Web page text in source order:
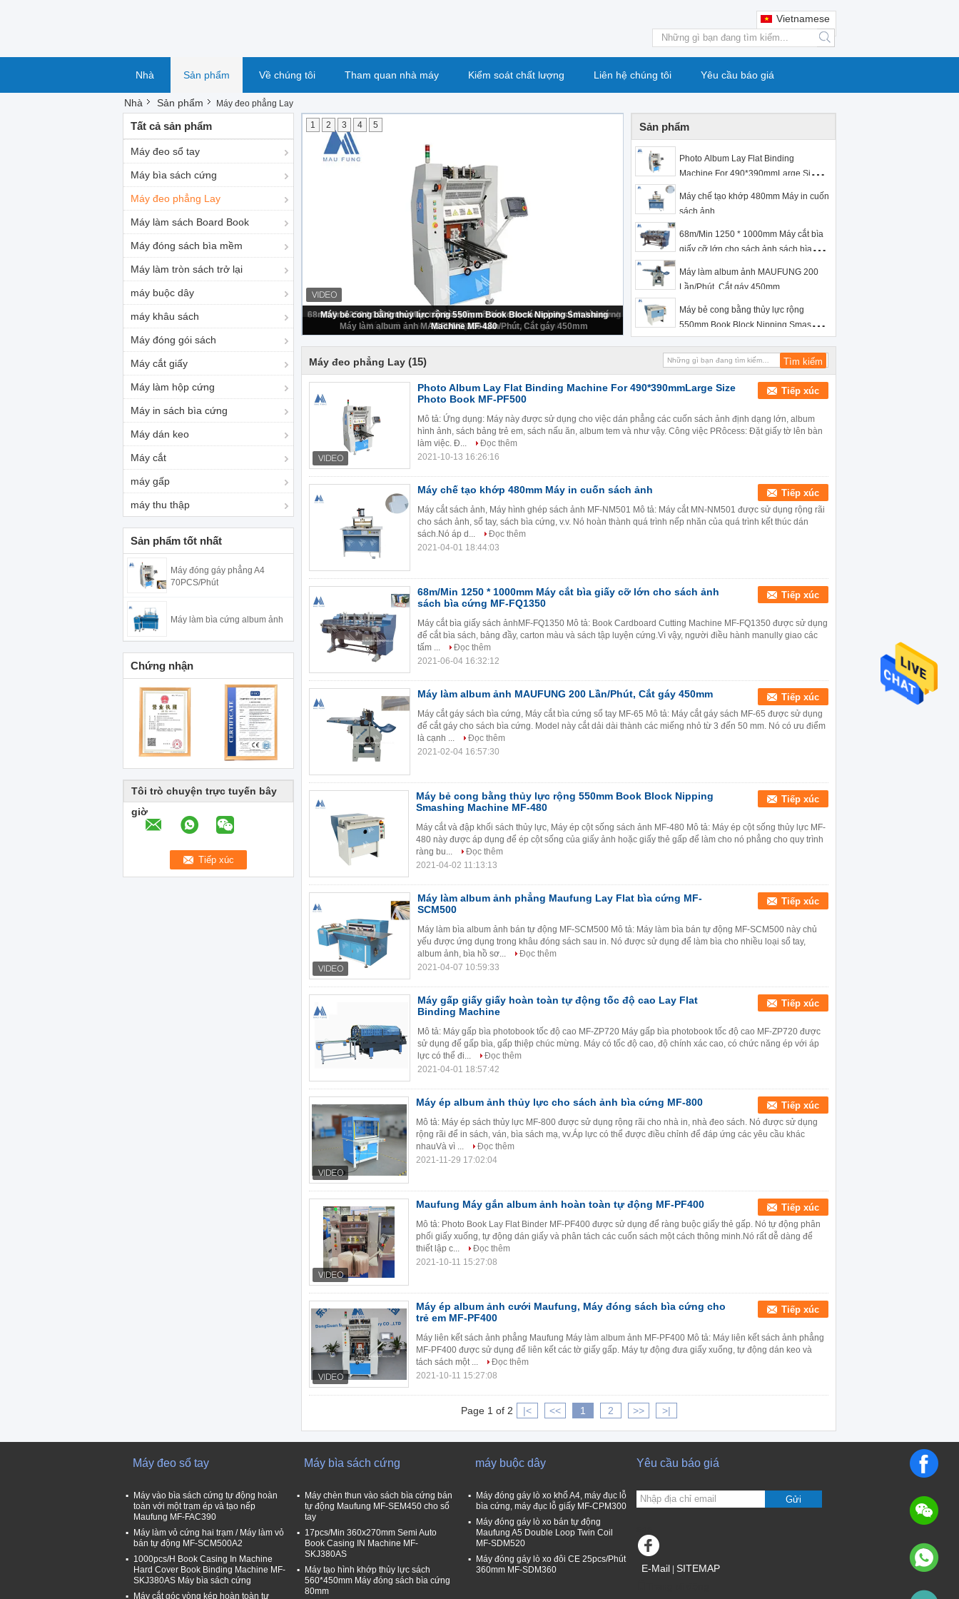
Vietnamese
search
Nhà Sản phẩm Về chúng tôi Tham quan nhà máy Kiểm soát chất lượng Liên hệ chúng tôi Yêu cầu báo giá
Nhà Sản phẩm Máy đeo phẳng Lay
Tất cả sản phẩm
Máy đeo sổ tay
Máy bìa sách cứng
Máy đeo phẳng Lay
Máy làm sách Board Book
Máy đóng sách bìa mềm
Máy làm tròn sách trở lại
máy buộc dây
máy khâu sách
Máy đóng gói sách
Máy cắt giấy
Máy làm hộp cứng
Máy in sách bìa cứng
Máy dán keo
Máy cắt
máy gấp
máy thu thập
Sản phẩm tốt nhất
Máy đóng gáy phẳng A4
70PCS/Phút
Máy làm bìa cứng album ảnh
Chứng nhận
Tôi trò chuyện trực tuyến bây
giờ
Photo Album Lay Flat Binding Machine For 490*390mmLarge Size Photo Book
MF-PF500
1 2 3 4 5 Sản phẩm
Photo Album Lay Flat Binding
Machine For 490*390mmLarge Size
Máy chế tạo khớp 480mm Máy in cuốn
sách ảnh
68m/Min 1250 * 1000mm Máy cắt bìa
giấy cỡ lớn cho sách ảnh sách bìa
Máy làm album ảnh MAUFUNG 200
Lần/Phút, Cắt gáy 450mm
Máy bẻ cong bằng thủy lực rộng
550mm Book Block Nipping Smashing
Machine MF-480
Máy đeo phẳng Lay (15)
Photo Album Lay Flat Binding Machine For 490*390mmLarge Size
Photo Book MF-PF500
Tiếp xúc
Mô tả: Ứng dụng: Máy này được sử dụng cho việc dán phẳng các cuốn sách ảnh định dạng lớn, album
hình ảnh, sách bảng trẻ em, sách nấu ăn, album tem và như vậy. Công việc PRôcess: Đặt giấy tờ lên bàn
làm việc. Đ...
Đọc thêm
2021-10-13 16:26:16
Máy chế tạo khớp 480mm Máy in cuốn sách ảnh Tiếp xúc
Máy cắt sách ảnh, Máy hình ghép sách ảnh MF-NM501 Mô tả: Máy cắt MN-NM501 được sử dụng rộng rãi
cho sách ảnh, sổ tay, sách bìa cứng, v.v. Nó hoàn thành quá trình nếp nhăn của quá trình kết thúc dán
sách.Nó áp d...
Đọc thêm
2021-04-01 18:44:03
68m/Min 1250 * 1000mm Máy cắt bìa giấy cỡ lớn cho sách ảnh
sách bìa cứng MF-FQ1350
Tiếp xúc
Máy cắt bìa giấy sách ảnhMF-FQ1350 Mô tả: Book Cardboard Cutting Machine MF-FQ1350 được sử dụng
để cắt bìa sách, bảng đầy, carton màu và sách tập luyện cứng.Vì vậy, người điều hành manully giao các
tấm ...
Đọc thêm
2021-06-04 16:32:12
Máy làm album ảnh MAUFUNG 200 Lần/Phút, Cắt gáy 450mm Tiếp xúc
Máy cắt gáy sách bìa cứng, Máy cắt bìa cứng sổ tay MF-65 Mô tả: Máy cắt gáy sách MF-65 được sử dụng
để cắt gáy cho sách bìa cứng. Model này cắt dải dài thành các miếng nhỏ từ 3 đến 50 mm. Nó có ưu điểm
là cạnh ...
Đọc thêm
2021-02-04 16:57:30
Máy bẻ cong bằng thủy lực rộng 550mm Book Block Nipping
Smashing Machine MF-480
Tiếp xúc
Máy cắt và đập khối sách thủy lực, Máy ép cột sống sách ảnh MF-480 Mô tả: Máy ép cột sống thủy lực MF-
480 này được áp dụng để ép cột sống của giấy ảnh hoặc giấy thẻ gấp để làm cho nó phẳng cho quy trình
ràng bu...
Đọc thêm
2021-04-02 11:13:13
Máy làm album ảnh phẳng Maufung Lay Flat bìa cứng MF-
SCM500
Tiếp xúc
Máy làm bìa album ảnh bán tự động MF-SCM500 Mô tả: Máy làm bìa bán tự động MF-SCM500 này chủ
yếu được ứng dụng trong khâu đóng sách sau in. Nó được sử dụng để làm bìa cho nhiều loại sổ tay,
album ảnh, bìa hồ sơ...
Đọc thêm
2021-04-07 10:59:33
Máy gấp giấy giấy hoàn toàn tự động tốc độ cao Lay Flat
Binding Machine
Tiếp xúc
Mô tả: Máy gấp bìa photobook tốc độ cao MF-ZP720 Máy gấp bìa photobook tốc độ cao MF-ZP720 được
sử dụng để gấp bìa, gấp thiệp chúc mừng. Máy có tốc độ cao, độ chính xác cao, có chức năng ép với áp
lực có thể đi...
Đọc thêm
2021-04-01 18:57:42
Máy ép album ảnh thủy lực cho sách ảnh bìa cứng MF-800 Tiếp xúc
Mô tả: Máy ép sách thủy lực MF-800 được sử dụng rộng rãi cho nhà in, nhà đeo sách. Nó được sử dụng
rộng rãi để in sách, ván, bìa sách mạ, vv.Áp lực có thể được điều chỉnh để đáp ứng các yêu cầu khác
nhauVà vì ...
Đọc thêm
2021-11-29 17:02:04
Maufung Máy gắn album ảnh hoàn toàn tự động MF-PF400 Tiếp xúc
Mô tả: Photo Book Lay Flat Binder MF-PF400 được sử dụng để ràng buộc giấy thẻ gấp. Nó tự động phân
phối giấy xuống, tự động dán giấy và phân tách các cuốn sách một cách thông minh.Nó rất dễ dàng để
thiết lập c...
Đọc thêm
2021-10-11 15:27:08
Máy ép album ảnh cưới Maufung, Máy đóng sách bìa cứng cho
trẻ em MF-PF400
Tiếp xúc
Máy liên kết sách ảnh phẳng Maufung Máy làm album ảnh MF-PF400 Mô tả: Máy liên kết sách ảnh phẳng
MF-PF400 được sử dụng để liên kết các tờ giấy gấp. Máy tự động đưa giấy xuống, tự động dán keo và
tách sách một ...
Đọc thêm
2021-10-11 15:27:08
Page 1 of 2 |< << 1 2 >> >|
Máy đeo sổ tay
Máy vào bìa sách cứng tự động hoàn
toàn với một trạm ép và tạo nếp
Maufung MF-FAC390
Máy làm vỏ cứng hai trạm / Máy làm vỏ
bán tự động MF-SCM500A2
1000pcs/H Book Casing In Machine
Hard Cover Book Binding Machine MF-
SKJ380AS Máy bìa sách cứng
Máy cắt góc vòng kép hoàn toàn tự
Máy bìa sách cứng
Máy chèn thun vào sách bìa cứng bán
tự động Maufung MF-SEM450 cho sổ
tay
17pcs/Min 360x270mm Semi Auto
Book Casing IN Machine MF-
SKJ380AS
Máy tạo hình khớp thủy lực sách
560*450mm Máy đóng sách bìa cứng
80mm
máy buộc dây
Máy đóng gáy lò xo khổ A4, máy đục lỗ
bìa cứng, máy đục lỗ giấy MF-CPM300
Máy đóng gáy lò xo bán tự động
Maufung A5 Double Loop Twin Coil
MF-SDM520
Máy đóng gáy lò xo đôi CE 25pcs/Phút
360mm MF-SDM360
Yêu cầu báo giá
Gửi
E-Mail SITEMAP